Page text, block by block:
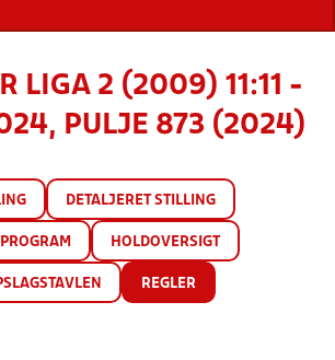
LIGA 2 (2009) 11:11 -
PULJE 873 (2024)
DETALJERET STILLING
HOLDOVERSIGT
REGLER